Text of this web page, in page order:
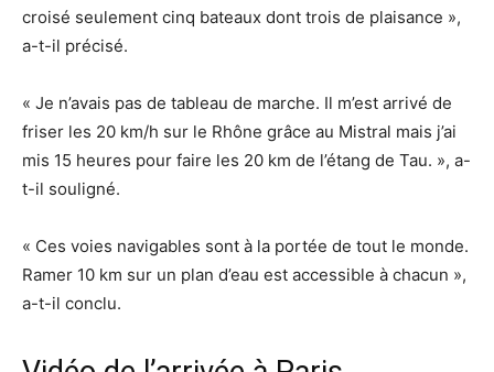
croisé seulement cinq bateaux dont trois de plaisance »,
a-t-il précisé.
« Je n’avais pas de tableau de marche. Il m’est arrivé de
friser les 20 km/h sur le Rhône grâce au Mistral mais j’ai
mis 15 heures pour faire les 20 km de l’étang de Tau. », a-
t-il souligné.
« Ces voies navigables sont à la portée de tout le monde.
Ramer 10 km sur un plan d’eau est accessible à chacun »,
a-t-il conclu.